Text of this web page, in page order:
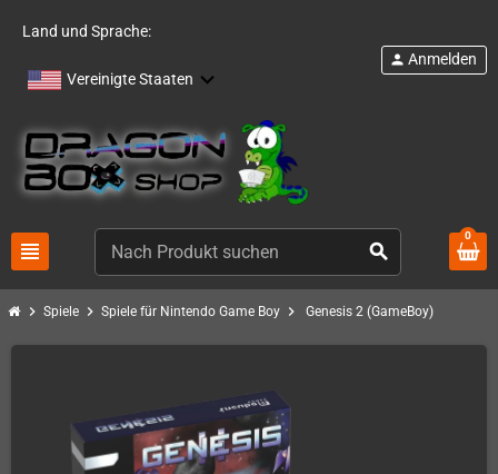
Land und Sprache:
Vereinigte Staaten
view_headline search
person Anmelden
0
chevron_right Spiele chevron_right Spiele für Nintendo Game Boy chevron_right Genesis 2 (GameBoy)